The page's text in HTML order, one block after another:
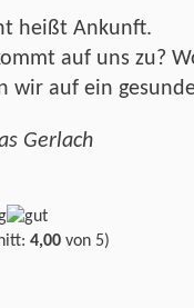
heißt Ankunft.
auf uns zu?
wir auf ein
Gerlach
4,00 von 5)